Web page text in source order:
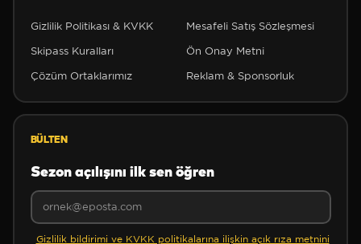
Gizlilik Politikası & KVKK Mesafeli Satış Sözleşmesi
Skipass Kuralları Ön Onay Metni
Çözüm Ortaklarımız Reklam & Sponsorluk
BÜLTEN
Sezon açılışını ilk sen öğren
Gizlilik bildirimi ve KVKK politikalarına ilişkin açık rıza metnini